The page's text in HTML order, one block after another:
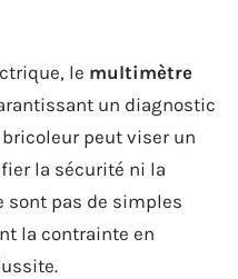
le multimètre
un diagnostic
peut viser un
la sécurité ni la
sont pas de simples
la contrainte en